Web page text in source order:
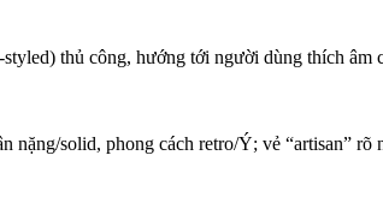
thủ công, hướng tới người dùng thích âm
nặng/solid, phong cách retro/Ý; vẻ “artisan” rõ